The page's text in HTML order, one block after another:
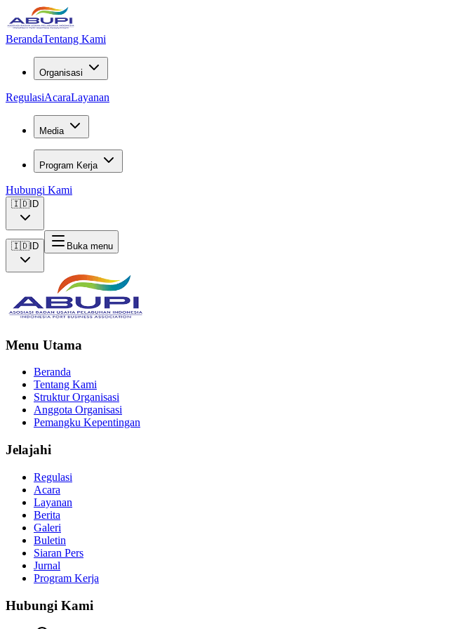
BerandaTentang Kami
Organisasi
RegulasiAcaraLayanan
Media
Program Kerja
Hubungi Kami
🇮🇩ID
🇮🇩ID Buka menu
Menu Utama
Beranda
Tentang Kami
Struktur Organisasi
Anggota Organisasi
Pemangku Kepentingan
Jelajahi
Regulasi
Acara
Layanan
Berita
Galeri
Buletin
Siaran Pers
Jurnal
Program Kerja
Hubungi Kami